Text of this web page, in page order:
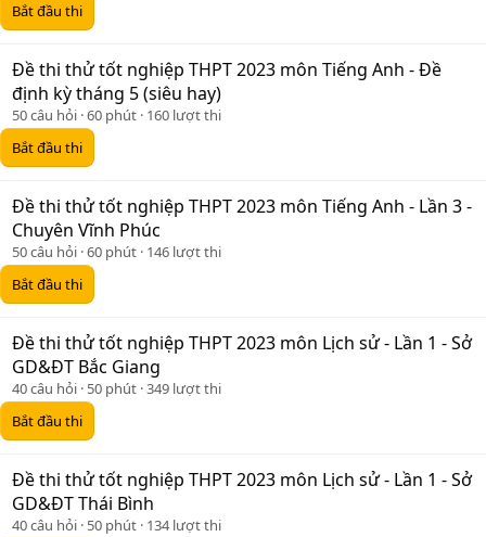
Bắt đầu thi
Đề thi thử tốt nghiệp THPT 2023 môn Tiếng Anh - Đề
định kỳ tháng 5 (siêu hay)
50 câu hỏi 60 phút 160 lượt thi
Bắt đầu thi
Đề thi thử tốt nghiệp THPT 2023 môn Tiếng Anh - Lần 3 -
Chuyên Vĩnh Phúc
50 câu hỏi 60 phút 146 lượt thi
Bắt đầu thi
Đề thi thử tốt nghiệp THPT 2023 môn Lịch sử - Lần 1 - Sở
GD&ĐT Bắc Giang
40 câu hỏi 50 phút 349 lượt thi
Bắt đầu thi
Đề thi thử tốt nghiệp THPT 2023 môn Lịch sử - Lần 1 - Sở
GD&ĐT Thái Bình
40 câu hỏi 50 phút 134 lượt thi